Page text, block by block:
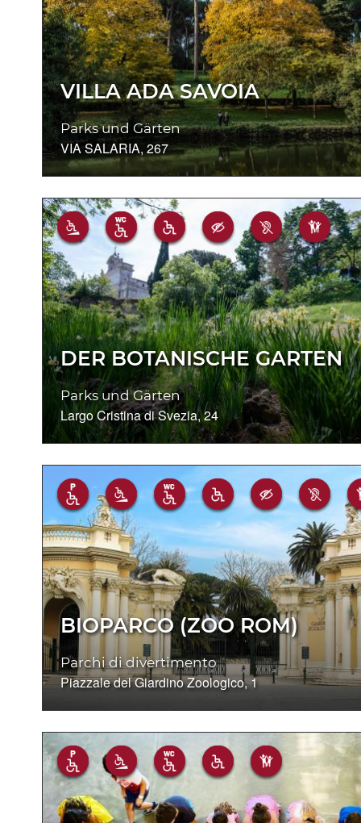
VILLA ADA SAVOIA
Parks und Gärten
VIA SALARIA, 267
DER BOTANISCHE GARTEN
Parks und Gärten
Largo Cristina di Svezia, 24
BIOPARCO (ZOO ROM)
Parchi di divertimento
Piazzale del Giardino Zoologico, 1